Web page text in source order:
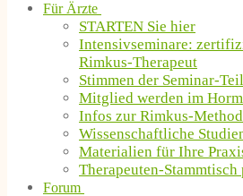
Für Ärzte
STARTEN Sie hier
Intensivseminare:
Rimkus-Therapeut
Stimmen der Seminar-
Mitglied werden im
Infos zur Rimkus-
Wissenschaftliche
Materialien für Ihre
Therapeuten-Stammtisch
Forum